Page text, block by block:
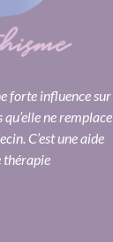
forte influence sur
ne remplace
C’est une aide
thérapie